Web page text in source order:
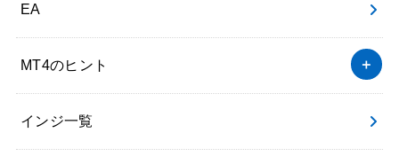
EA
MT4のヒント
インジ一覧